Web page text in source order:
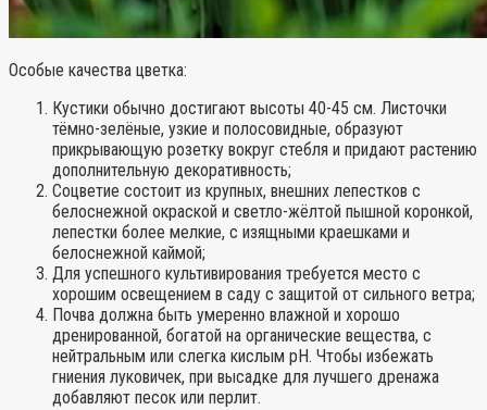
Особые качества цветка:
Кустики обычно достигают высоты 40-45 см. Листочки
тёмно-зелёные, узкие и полосовидные, образуют
прикрывающую розетку вокруг стебля и придают растению
дополнительную декоративность;
Соцветие состоит из крупных, внешних лепестков с
белоснежной окраской и светло-жёлтой пышной коронкой,
лепестки более мелкие, с изящными краешками и
белоснежной каймой;
Для успешного культивирования требуется место с
хорошим освещением в саду с защитой от сильного ветра;
Почва должна быть умеренно влажной и хорошо
дренированной, богатой на органические вещества, с
нейтральным или слегка кислым pH. Чтобы избежать
гниения луковичек, при высадке для лучшего дренажа
добавляют песок или перлит.